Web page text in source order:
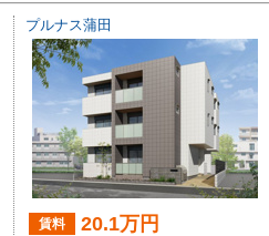
プルナス蒲田
賃料 20.1万円